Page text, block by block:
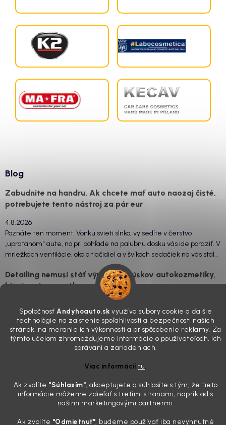
Spoločnosť Andyhoauto.sk využíva súbory cookie a ďalšie
technológie na zaistenie spoľahlivosti a bezpečnosti našich
stránok, na meranie ich výkonnosti a prispôsobenie reklamy. Za
týmto účelom zhromažďujeme informácie o používateľoch, ich
správaní a zariadeniach.
Viac informáciítu.
Ak zvolíte "Súhlasím", akceptujete a súhlasíte s tým, že tieto
informácie môžeme zdieľať s tretími stranami, napríklad s
našimi marketingovými partnermi.
Ak zvolíte "Odmietnuť", budeme používať iba nevyhnutné
Blog
Zabudnite na handru. Ak chcete mať auto naozaj čisté,
potrebujete tento nástroj za pár eur
4.8.2026
Poznáte ten moment. Vonku svieti slnko, vy sedíte v čerstvo
„upratanom“ aute, no pri pohľade na palubnú dosku vás ide poraziť. V
mriežkach ventilácie, okolo tlačidiel a v švíkoch sedačiek na vás stále
drzo pozerá prach. Handra ani vysávač tam jednodu...
Detailing nemusí stáť výplatu: 5 kúskov autokozmetiky,
ktoré sa teraz reálne oplatia
Sobotné ráno, káva v ruke a pred vami zaprášená kapota. Pre
niekoho nuda, pre nás najlepší relax. Lenže keď si v košíku spočítate
všetky tie fľaštičky, šampóny a utierky, výsledná suma vie poriadne
pokaziť náladu. Dobrá správa je, že aj profi výbava ...
vášho auta urobia magnet na pohľady
28.7.2026
Poznáte ten pocit. Sobota ráno, slnko sa oprie do laku a vy namiesto
radosti vidíte len šedý povlak, zaschnuté kvapky a kolesá čierne od
brzdového prachu. Pre niekoho je to len stroj na presun z bodu A do